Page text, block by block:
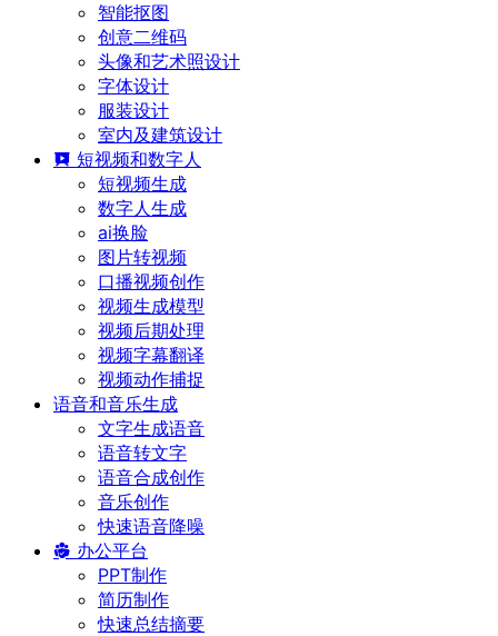
智能抠图
创意二维码
头像和艺术照设计
字体设计
服装设计
室内及建筑设计
短视频和数字人
短视频生成
数字人生成
ai换脸
图片转视频
口播视频创作
视频生成模型
视频后期处理
视频字幕翻译
视频动作捕捉
语音和音乐生成
文字生成语音
语音转文字
语音合成创作
音乐创作
快速语音降噪
办公平台
PPT制作
简历制作
快速总结摘要